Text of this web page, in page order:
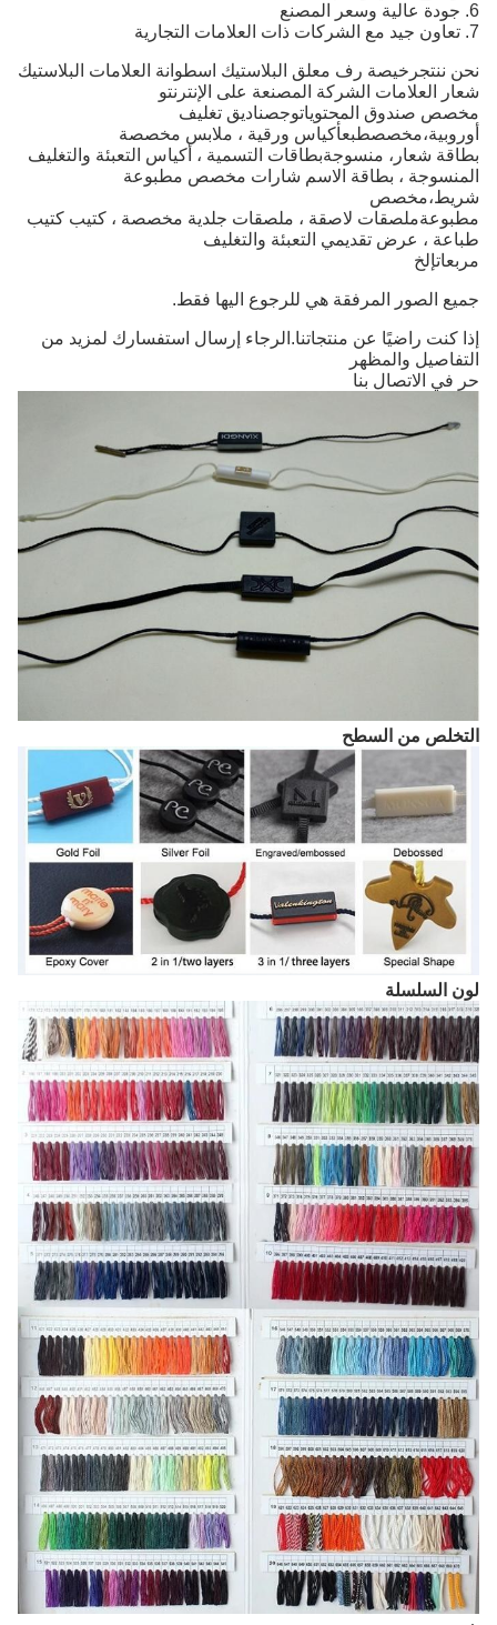
6. جودة عالية وسعر المصنع
7. تعاون جيد مع الشركات ذات العلامات التجارية
نحن ننتجرخيصة رف معلق البلاستيك اسطوانة العلامات البلاستيك
شعار العلامات الشركة المصنعة على الإنترنتو
مخصص صندوق المحتوياتوجصناديق تغليف
أوروبية،مخصصطبعأكياس ورقية ، ملابس مخصصة
بطاقة شعار، منسوجةبطاقات التسمية ، أكياس التعبئة والتغليف
المنسوجة ، بطاقة الاسم شارات مخصص مطبوعة
شريط،مخصص
مطبوعةملصقات لاصقة ، ملصقات جلدية مخصصة ، كتيب كتيب
طباعة ، عرض تقديمي التعبئة والتغليف
مربعاتإلخ
جميع الصور المرفقة هي للرجوع اليها فقط.
إذا كنت راضيًا عن منتجاتنا.الرجاء إرسال استفسارك لمزيد من
التفاصيل والمظهر
حر في الاتصال بنا
التخلص من السطح
لون السلسلة